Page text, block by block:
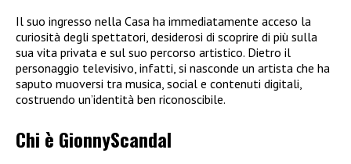
Il suo ingresso nella Casa ha immediatamente acceso la
curiosità degli spettatori, desiderosi di scoprire di più sulla
sua vita privata e sul suo percorso artistico. Dietro il
personaggio televisivo, infatti, si nasconde un artista che ha
saputo muoversi tra musica, social e contenuti digitali,
costruendo un’identità ben riconoscibile.
Chi è GionnyScandal